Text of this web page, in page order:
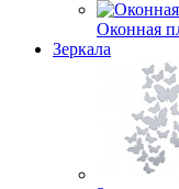
Оконная
Зеркала